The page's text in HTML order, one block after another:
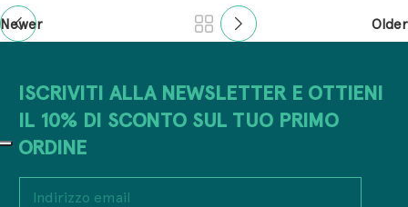
Newer Older
ISCRIVITI ALLA NEWSLETTER E OTTIENI
IL 10% DI SCONTO SUL TUO PRIMO
ORDINE
I